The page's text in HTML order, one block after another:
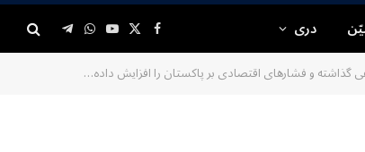
دری Facebook
X
(Twitter)
YouTube
WhatsApp
Telegram
و فشارهای اقتصادی بر پاکستان را افزایش داده است